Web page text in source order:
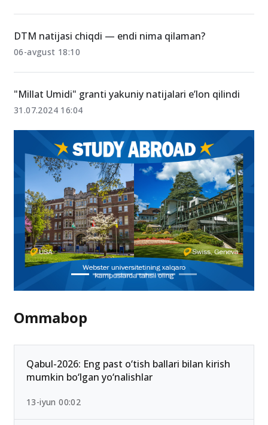
o‘zgartirishlar kiritildi
14-yanvar 18:15
DTM natijasi chiqdi — endi nima qilaman?
06-avgust 18:10
"Millat Umidi" granti yakuniy natijalari e’lon qilindi
31.07.2024 16:04
Ommabop
Qabul-2026: Eng past o‘tish ballari bilan kirish
mumkin bo‘lgan yo‘nalishlar